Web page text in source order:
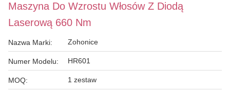
Maszyna Do Wzrostu Włosów Z Diodą
Laserową 660 Nm
Nazwa Marki: Zohonice
Numer Modelu: HR601
MOQ: 1 zestaw